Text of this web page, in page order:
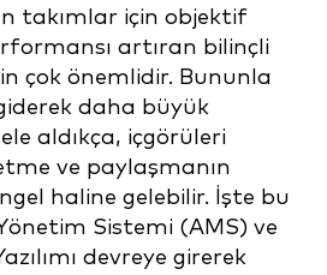
takımlar için objektif
artıran bilinçli
çok önemlidir. Bununla
daha büyük
aldıkça, içgörüleri
ve paylaşmanın
haline gelebilir. İşte bu
Sistemi (AMS) ve
devreye girerek